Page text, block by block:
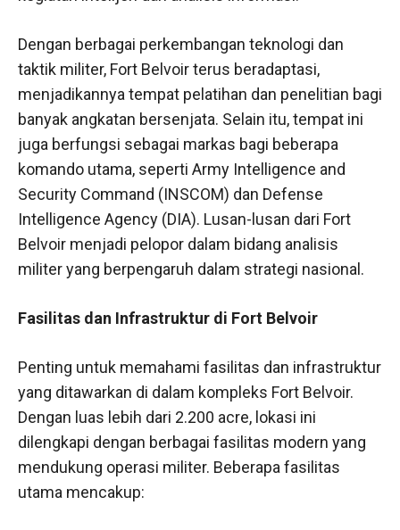
Dengan berbagai perkembangan teknologi dan
taktik militer, Fort Belvoir terus beradaptasi,
menjadikannya tempat pelatihan dan penelitian bagi
banyak angkatan bersenjata. Selain itu, tempat ini
juga berfungsi sebagai markas bagi beberapa
komando utama, seperti Army Intelligence and
Security Command (INSCOM) dan Defense
Intelligence Agency (DIA). Lusan-lusan dari Fort
Belvoir menjadi pelopor dalam bidang analisis
militer yang berpengaruh dalam strategi nasional.
Fasilitas dan Infrastruktur di Fort Belvoir
Penting untuk memahami fasilitas dan infrastruktur
yang ditawarkan di dalam kompleks Fort Belvoir.
Dengan luas lebih dari 2.200 acre, lokasi ini
dilengkapi dengan berbagai fasilitas modern yang
mendukung operasi militer. Beberapa fasilitas
utama mencakup: